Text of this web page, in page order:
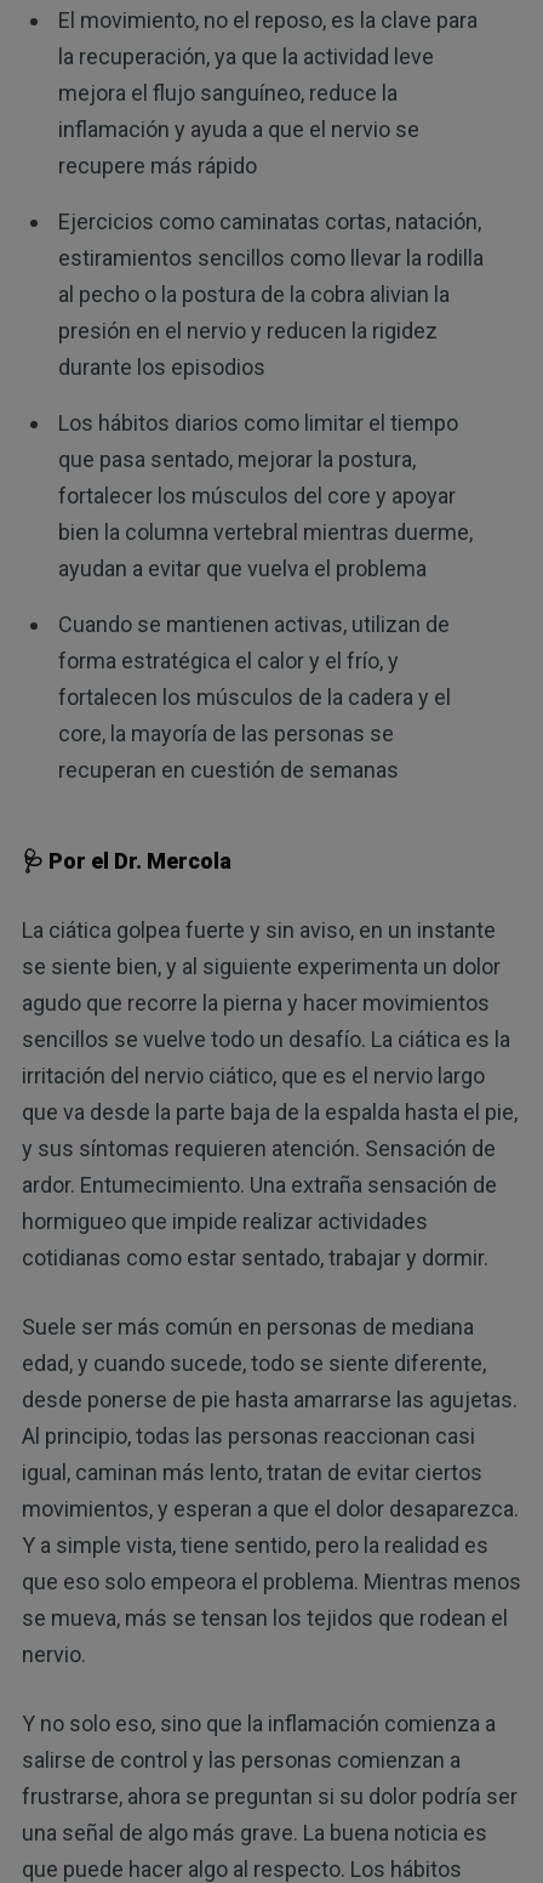
El movimiento, no el reposo, es la clave para
la recuperación, ya que la actividad leve
mejora el flujo sanguíneo, reduce la
inflamación y ayuda a que el nervio se
recupere más rápido
Ejercicios como caminatas cortas, natación,
estiramientos sencillos como llevar la rodilla
al pecho o la postura de la cobra alivian la
presión en el nervio y reducen la rigidez
durante los episodios
Los hábitos diarios como limitar el tiempo
que pasa sentado, mejorar la postura,
fortalecer los músculos del core y apoyar
bien la columna vertebral mientras duerme,
ayudan a evitar que vuelva el problema
Cuando se mantienen activas, utilizan de
forma estratégica el calor y el frío, y
fortalecen los músculos de la cadera y el
core, la mayoría de las personas se
recuperan en cuestión de semanas
🩺 Por el Dr. Mercola
La ciática golpea fuerte y sin aviso, en un instante
se siente bien, y al siguiente experimenta un dolor
agudo que recorre la pierna y hacer movimientos
sencillos se vuelve todo un desafío. La ciática es la
irritación del nervio ciático, que es el nervio largo
que va desde la parte baja de la espalda hasta el pie,
y sus síntomas requieren atención. Sensación de
ardor. Entumecimiento. Una extraña sensación de
hormigueo que impide realizar actividades
cotidianas como estar sentado, trabajar y dormir.
Suele ser más común en personas de mediana
edad, y cuando sucede, todo se siente diferente,
desde ponerse de pie hasta amarrarse las agujetas.
Al principio, todas las personas reaccionan casi
igual, caminan más lento, tratan de evitar ciertos
movimientos, y esperan a que el dolor desaparezca.
Y a simple vista, tiene sentido, pero la realidad es
que eso solo empeora el problema. Mientras menos
se mueva, más se tensan los tejidos que rodean el
nervio.
Y no solo eso, sino que la inflamación comienza a
salirse de control y las personas comienzan a
frustrarse, ahora se preguntan si su dolor podría ser
una señal de algo más grave. La buena noticia es
que puede hacer algo al respecto. Los hábitos